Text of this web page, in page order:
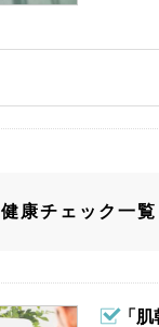
健康チェック一覧
「肌